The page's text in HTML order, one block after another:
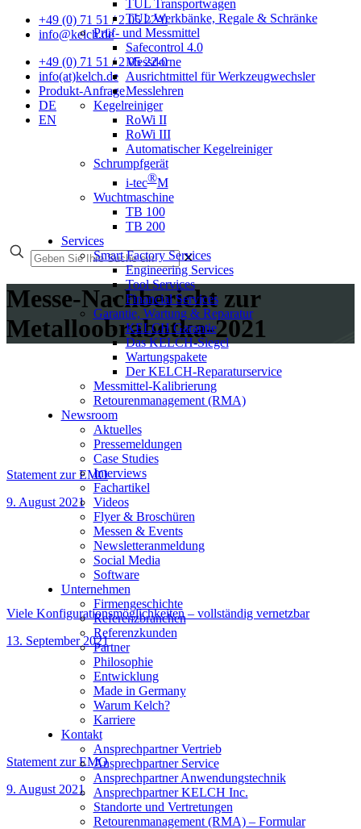
+49 (0) 71 51 / 2 05 22-0
info@kelch.de
+49 (0) 71 51 / 2 05 22-0
info(at)kelch.de
Produkt-Anfrage
DE
EN
TUL Transportwagen
TUL Werkbänke, Regale & Schränke
Prüf- und Messmittel
Safecontrol 4.0
Messdorne
Ausrichtmittel für Werkzeugwechsler
Messlehren
Kegelreiniger
RoWi II
RoWi III
Automatischer Kegelreiniger
Schrumpfgerät
i-tec®M
Wuchtmaschine
TB 100
TB 200
Services
Smart Factory Services
Engineering Services
Tool Services
Financial Services
Garantie, Wartung & Reparatur
KELCH Garantie
Das KELCH-Siegel
Wartungspakete
Der KELCH-Reparaturservice
Messmittel-Kalibrierung
Retourenmanagement (RMA)
Newsroom
Aktuelles
Pressemeldungen
Case Studies
Interviews
Fachartikel
Videos
Flyer & Broschüren
Messen & Events
Newsletteranmeldung
Social Media
Software
Unternehmen
Firmengeschichte
Referenzbranchen
Referenzkunden
Partner
Philosophie
Entwicklung
Made in Germany
Warum Kelch?
Karriere
Kontakt
Ansprechpartner Vertrieb
Ansprechpartner Service
Ansprechpartner Anwendungstechnik
Ansprechpartner KELCH Inc.
Standorte und Vertretungen
Retourenmanagement (RMA) – Formular
✕
Messe-Nachbericht zur
Metalloobrabotka-2021
Statement zur EMO
9. August 2021
Viele Konfigurationsmöglichkeiten – vollständig vernetzbar
13. September 2021
Statement zur EMO
9. August 2021